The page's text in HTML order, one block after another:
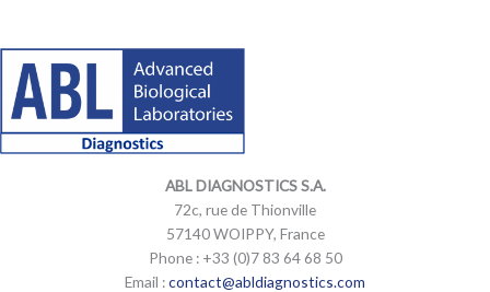
ABL DIAGNOSTICS S.A.
72c, rue de Thionville
57140 WOIPPY, France
Phone : +33 (0)7 83 64 68 50
Email :contact@abldiagnostics.com